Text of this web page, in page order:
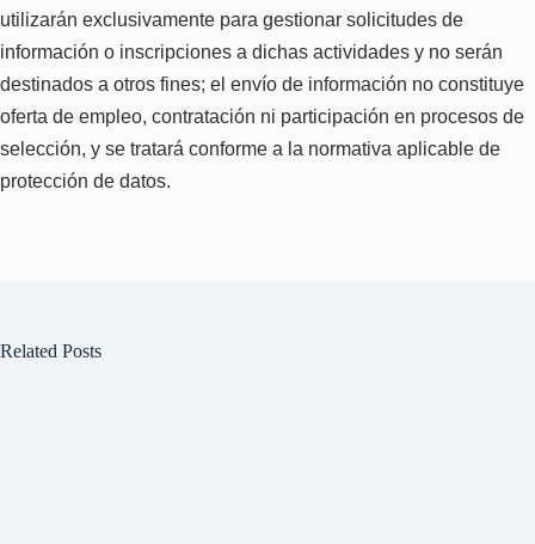
utilizarán exclusivamente para gestionar solicitudes de
información o inscripciones a dichas actividades y no serán
destinados a otros fines; el envío de información no constituye
oferta de empleo, contratación ni participación en procesos de
selección, y se tratará conforme a la normativa aplicable de
protección de datos.
Related Posts